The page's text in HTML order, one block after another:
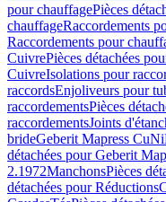
pour chauffagePièces
chauffageRaccordements
Raccordements pour
CuivrePièces détachées
CuivreIsolations pour
raccordsEnjoliveurs pour
raccordementsPièces
raccordementsJoints
brideGeberit Mapress
détachées pour Geberit
2.1972ManchonsPièces
détachées pour Réductions